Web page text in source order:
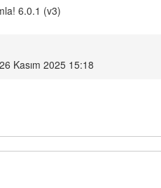
6.0.1 (v3)
Kasım 2025 15:18